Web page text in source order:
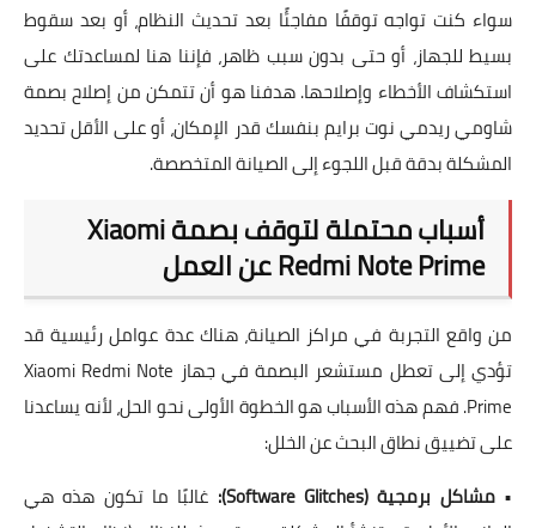
سواء كنت تواجه توقفًا مفاجئًا بعد تحديث النظام، أو بعد سقوط
بسيط للجهاز، أو حتى بدون سبب ظاهر، فإننا هنا لمساعدتك على
استكشاف الأخطاء وإصلاحها. هدفنا هو أن تتمكن من إصلاح بصمة
شاومي ريدمي نوت برايم بنفسك قدر الإمكان، أو على الأقل تحديد
المشكلة بدقة قبل اللجوء إلى الصيانة المتخصصة.
أسباب محتملة لتوقف بصمة Xiaomi
Redmi Note Prime عن العمل
من واقع التجربة في مراكز الصيانة، هناك عدة عوامل رئيسية قد
تؤدي إلى تعطل مستشعر البصمة في جهاز Xiaomi Redmi Note
Prime. فهم هذه الأسباب هو الخطوة الأولى نحو الحل، لأنه يساعدنا
على تضييق نطاق البحث عن الخلل:
•مشاكل برمجية (Software Glitches):
غالبًا ما تكون هذه هي